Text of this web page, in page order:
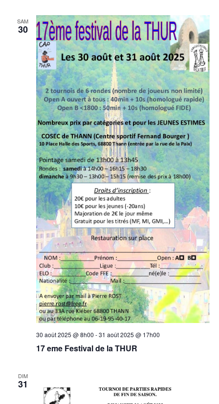
SAM
30
17 eme Festival de la THUR
30 août 2025 @ 8h00 -31 août 2025 @ 17h00
DIM
31